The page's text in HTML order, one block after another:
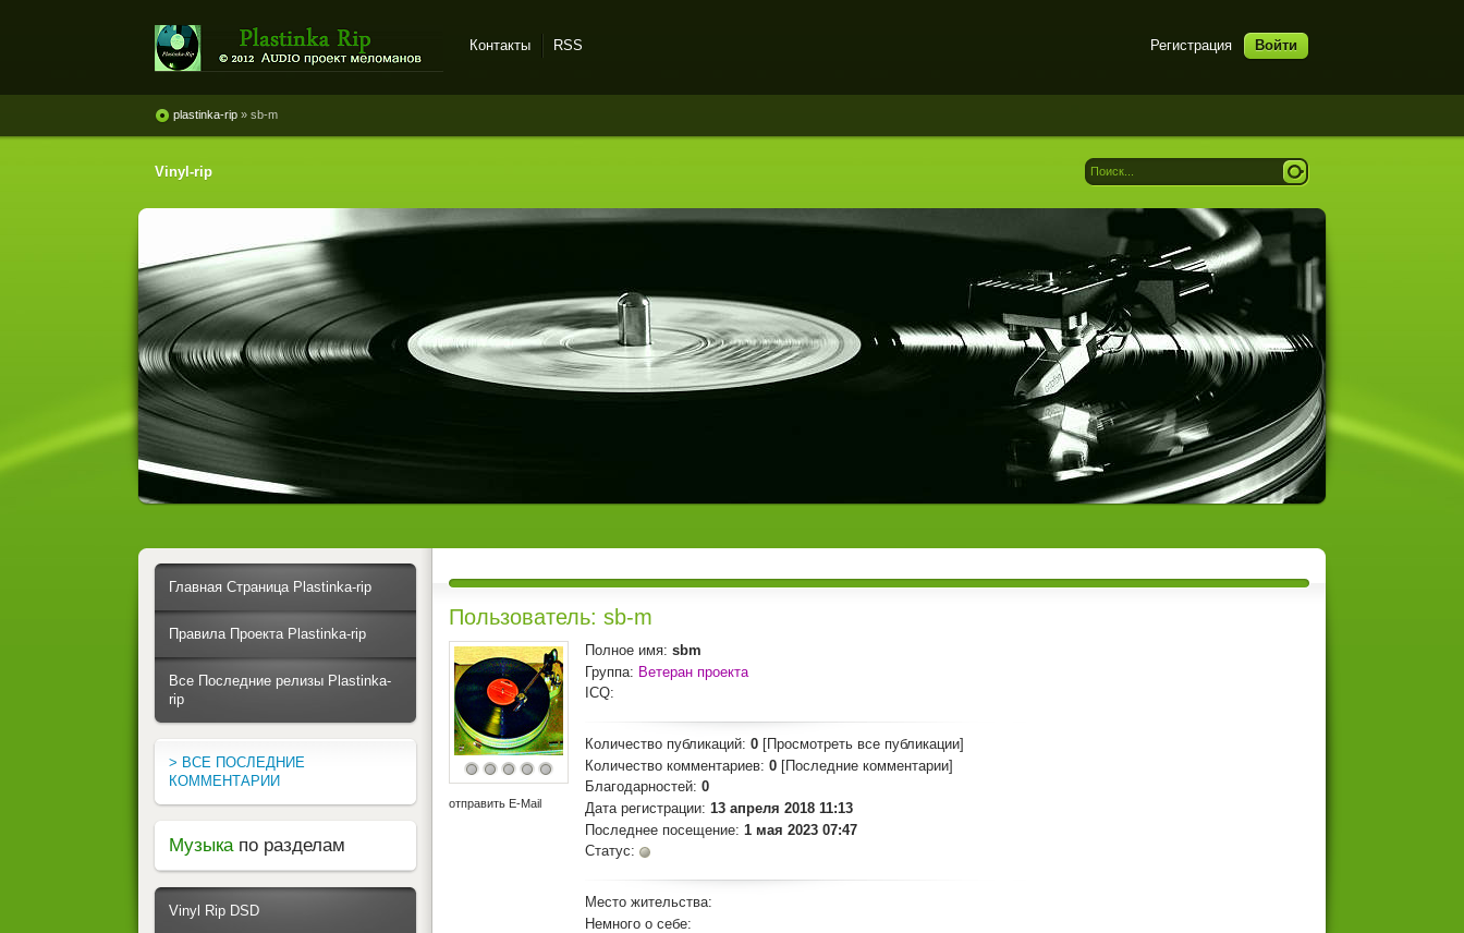
винила и магнитоальбомов
Регистрация Войти
Контакты RSS
plastinka-rip » sb-m
Vinyl-rip
Пользователь: sb-m
отправить E-Mail
Полное имя: sbm
Группа: Ветеран проекта
ICQ:
Количество публикаций: 0 [Просмотреть все публикации]
Количество комментариев: 0 [Последние комментарии]
Благодарностей: 0
Дата регистрации: 13 апреля 2018 11:13
Последнее посещение: 1 мая 2023 07:47
Статус:
Место жительства:
Немного о себе:
Главная Страница Plastinka-rip
Правила Проекта Plastinka-rip
Все Последние релизы Plastinka-
rip
> ВСЕ ПОСЛЕДНИЕ
КОММЕНТАРИИ
Музыка по разделам
Vinyl Rip DSD